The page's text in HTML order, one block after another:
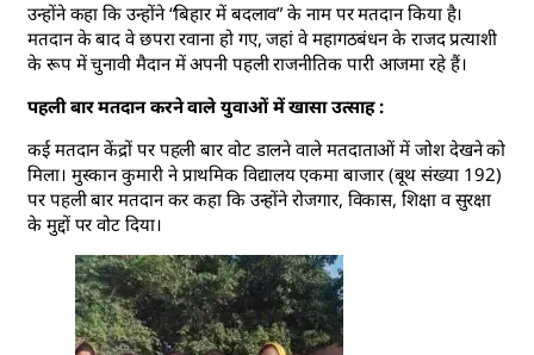
उन्होंने कहा कि उन्होंने “बिहार में बदलाव” के नाम पर मतदान किया है।
मतदान के बाद वे छपरा रवाना हो गए, जहां वे महागठबंधन के राजद प्रत्याशी
के रूप में चुनावी मैदान में अपनी पहली राजनीतिक पारी आजमा रहे हैं।
पहली बार मतदान करने वाले युवाओं में खासा उत्साह :
कई मतदान केंद्रों पर पहली बार वोट डालने वाले मतदाताओं में जोश देखने को
मिला। मुस्कान कुमारी ने प्राथमिक विद्यालय एकमा बाजार (बूथ संख्या 192)
पर पहली बार मतदान कर कहा कि उन्होंने रोजगार, विकास, शिक्षा व सुरक्षा
के मुद्दों पर वोट दिया।